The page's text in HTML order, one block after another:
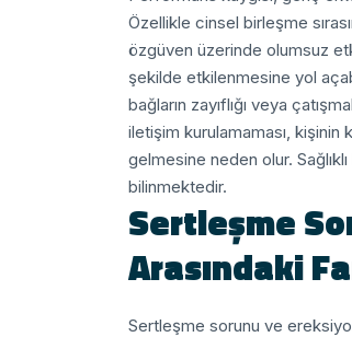
Özellikle cinsel birleşme
özgüven üzerinde olumsuz
şekilde etkilenmesine yol
bağların zayıflığı veya
iletişim kurulamaması,
gelmesine neden olur.
bilinmektedir.
Sertleşme
Arasındaki
Sertleşme sorunu ve